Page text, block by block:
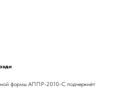
формы АППР-2010-С подчеркнёт